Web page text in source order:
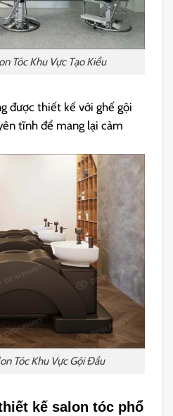
Tóc Khu Vực Tạo Kiểu
được thiết kế với ghế gội
tĩnh để mang lại cảm
Tóc Khu Vực Gội Đầu
kế salon tóc phổ